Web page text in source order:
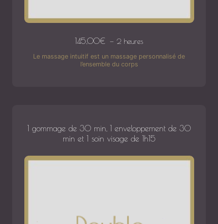
145,00€ 2 heures
Le massage intuitif est un massage personnalisé de
l’ensemble du corps
1 gommage de 30 min, 1 enveloppement de 30
min et 1 soin visage de 1h15